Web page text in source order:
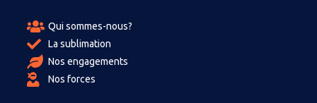
Qui sommes-nous?
La sublimation
Nos engagements
Nos forces